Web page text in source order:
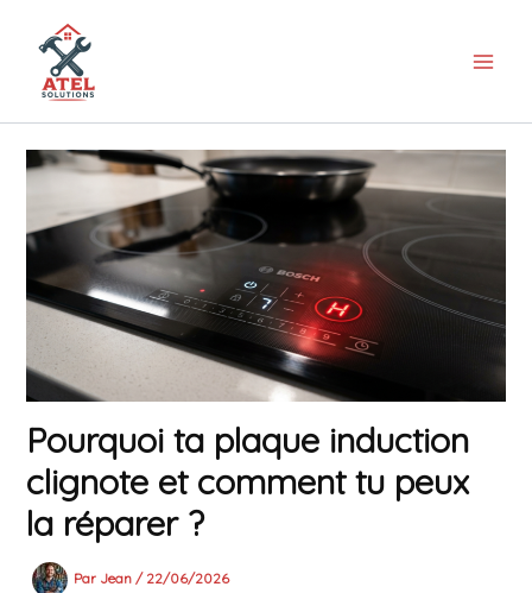
contenu
Pourquoi ta plaque induction
clignote et comment tu peux
la réparer ?
Par Jean / 22/06/2026